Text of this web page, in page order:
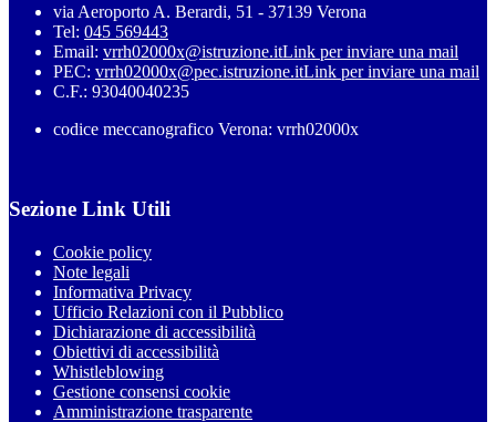
via Aeroporto A. Berardi, 51 - 37139 Verona
Tel: 045 569443
Email: vrrh02000x@istruzione.itLink per inviare una mail
PEC: vrrh02000x@pec.istruzione.itLink per inviare una mail
C.F.: 93040040235
codice meccanografico Verona: vrrh02000x
Sezione Link Utili
Cookie policy
Note legali
Informativa Privacy
Ufficio Relazioni con il Pubblico
Dichiarazione di accessibilità
Obiettivi di accessibilità
Whistleblowing
Gestione consensi cookie
Amministrazione trasparente